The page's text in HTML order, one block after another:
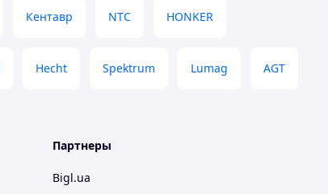
Кентавр NTC HONKER
Hecht Spektrum Lumag AGT
Партнеры
Bigl.ua